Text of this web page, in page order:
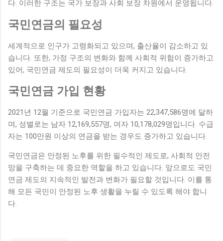
다. 이러한 구조는 국가 보장과 사회 보장 차원에서 운영됩니다.
국민연금의 필요성
세계적으로 인구가 고령화되고 있으며, 출산율이 감소하고 있
습니다. 또한, 가정 구조의 변화와 함께 사회적 위험이 증가하고
있어, 국민연금 제도의 필요성이 더욱 커지고 있습니다.
국민연금 가입 현황
2021년 12월 기준으로 국민연금 가입자는 22,347,586명에 달하
며, 성별로는 남자 12,169,557명, 여자 10,178,029명입니다. 수급
자는 100만원 이상의 연금을 받는 경우도 증가하고 있습니다.
국민연금은 안정된 노후를 위한 필수적인 제도로, 사회적 안전
망을 구축하는 데 중요한 역할을 하고 있습니다. 앞으로도 국민
연금 제도의 지속적인 발전과 변화가 필요할 것입니다. 이를 통
해 모든 국민이 안정된 노후 생활을 누릴 수 있도록 해야 합니
다.